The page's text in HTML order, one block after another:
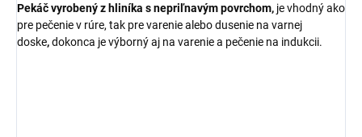
Pekáč vyrobený zhliníka s nepriľnavým povrchom, je vhodný ako
pre pečenie v rúre, tak pre varenie alebo dusenie na varnej
doske,dokonca je výborný aj na varenie a pečenie na indukcii.